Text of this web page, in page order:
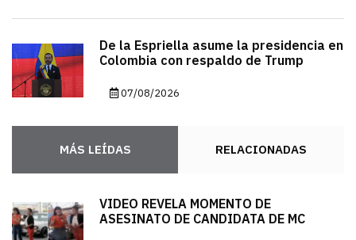
De la Espriella asume la presidencia en
Colombia con respaldo de Trump
07/08/2026
MÁS LEÍDAS RELACIONADAS
VIDEO REVELA MOMENTO DE
ASESINATO DE CANDIDATA DE MC